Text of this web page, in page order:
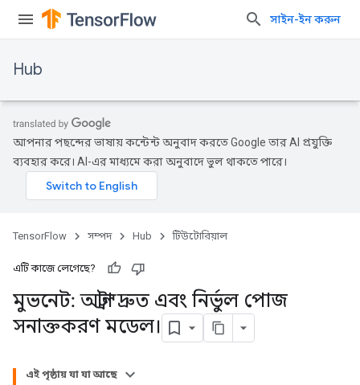
সাইন-ইন করুন
Hub
আপনার পছন্দের ভাষায় কন্টেন্ট অনুবাদ করতে Google তার AI প্রযুক্তি
ব্যবহার করে। AI-এর মাধ্যমে করা অনুবাদে ভুল থাকতে পারে।
TensorFlow সম্পদ Hub টিউটোরিয়াল
এটি কাজে লেগেছে?
মুভনেট: আল্ট্রা দ্রুত এবং নির্ভুল পোজ
সনাক্তকরণ মডেল।
এই পৃষ্ঠায় যা যা আছে